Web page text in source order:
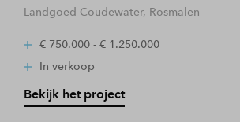
Landgoed Coudewater, Rosmalen
€ 750.000 - € 1.250.000
In verkoop
Bekijk het project